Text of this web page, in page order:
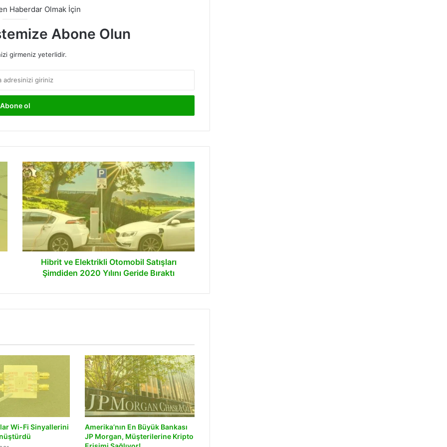
Haberdar Olmak İçin
Abone Olun
girmeniz yeterlidir.
Hibrit
ve
Elektrikli
Otomobil
Satışları
Şimdiden
Yılını
Geride
Hibrit ve Elektrikli Otomobil Satışları
Şimdiden 2020 Yılını Geride Bıraktı
Wi-Fi Sinyallerini
Amerika’nın En Büyük Bankası
JP Morgan, Müşterilerine Kripto